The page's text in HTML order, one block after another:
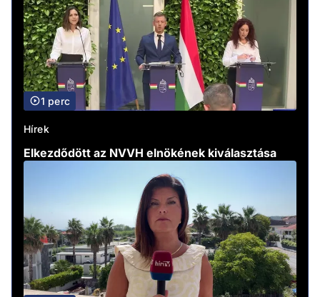
1 perc
Hírek
Elkezdődött az NVVH elnökének kiválasztása